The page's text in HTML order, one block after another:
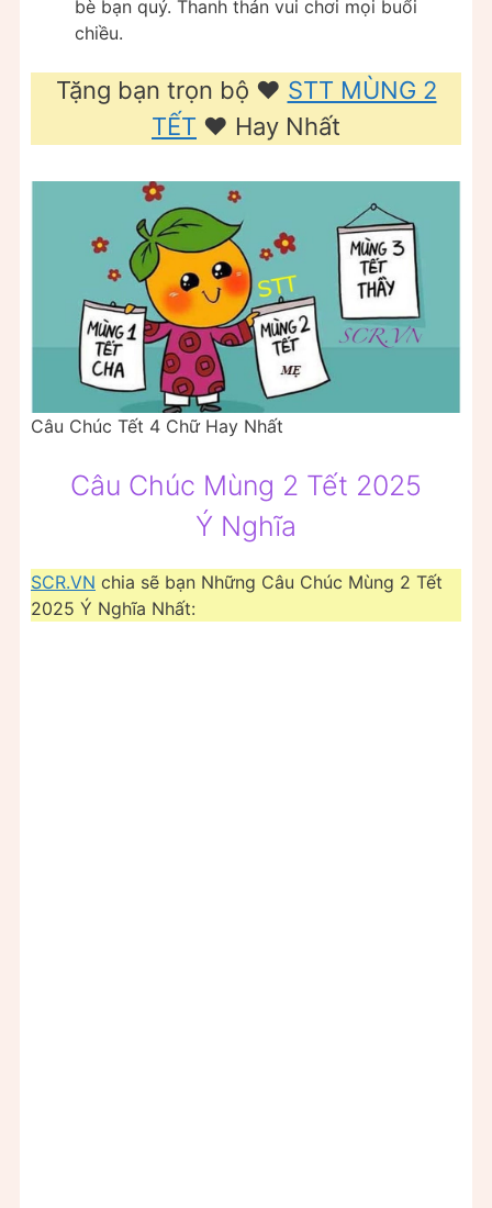
bè bạn quý. Thanh thản vui chơi mọi buổi
chiều.
Tặng bạn trọn bộ ❤️ STT MÙNG 2
TẾT ❤️ Hay Nhất
Câu Chúc Tết 4 Chữ Hay Nhất
Câu Chúc Mùng 2 Tết 2025
Ý Nghĩa
SCR.VN chia sẽ bạn Những Câu Chúc Mùng 2 Tết
2025 Ý Nghĩa Nhất: